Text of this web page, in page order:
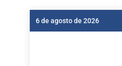
6 de agosto de 2026